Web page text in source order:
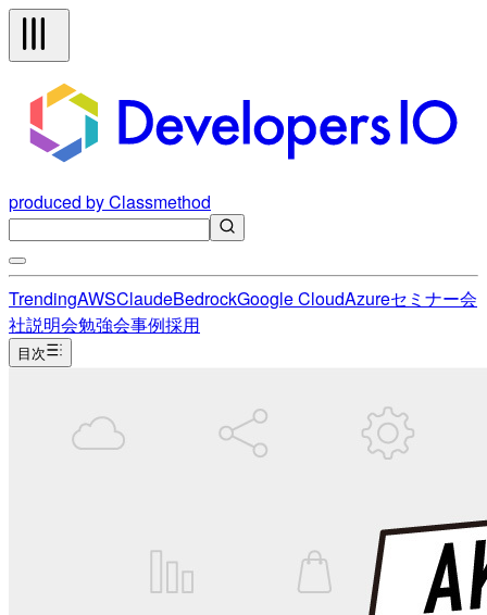
produced by Classmethod
TrendingAWSClaudeBedrockGoogle CloudAzureセミナー会
社説明会勉強会事例採用
目次